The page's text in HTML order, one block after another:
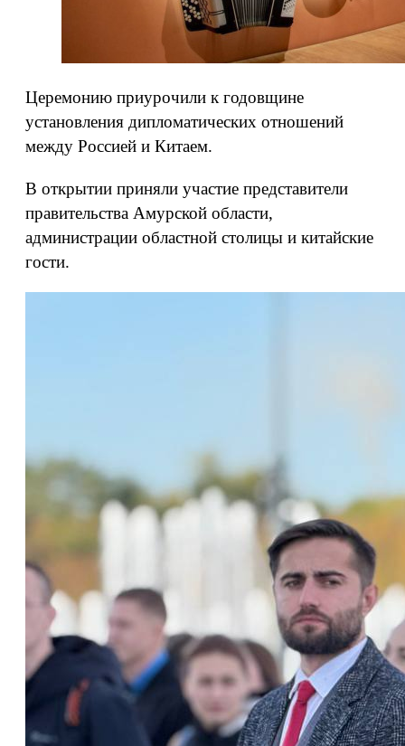
Церемонию приурочили к годовщине
установления дипломатических отношений
между Россией и Китаем.
В открытии приняли участие представители
правительства Амурской области,
администрации областной столицы и китайские
гости.